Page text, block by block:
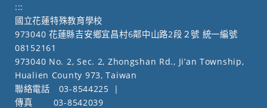
:::
國立花蓮特殊教育學校
973040 花蓮縣吉安鄉宜昌村6鄰中山路2段２號 統一編號
08152161
973040 No. 2, Sec. 2, Zhongshan Rd., Ji’an Township,
Hualien County 973, Taiwan
聯絡電話
03-8544225
|
傳真
03-8542039